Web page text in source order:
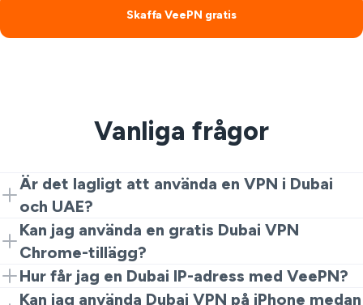
Skaffa VeePN gratis
Vanliga frågor
Är det lagligt att använda en VPN i Dubai
och UAE?
Regler för VPN-användning kan variera beroende på
land och situation, så det är viktigt att följa lokala lagar
och plattformens villkor. En VPN bör användas för
integritet, säkerhet och legitima surfbehov.
Kan jag använda en gratis Dubai VPN
Chrome-tillägg?
Ja, du kan installera VeePN Chrome-tillägget och
använda det för snabb webbläsarskydd.
Hur får jag en Dubai IP-adress med VeePN?
Öppna VeePN, välj en Dubai-server när den är
Kan jag använda Dubai VPN på iPhone medan